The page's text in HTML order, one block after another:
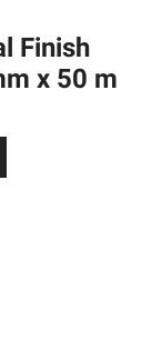
Finish
x 50 m